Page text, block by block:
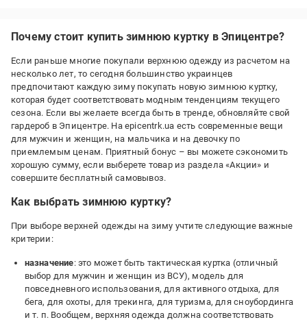
Почему стоит купить зимнюю куртку в Эпицентре?
Если раньше многие покупали верхнюю одежду из расчетом на
несколько лет, то сегодня большинство украинцев
предпочитают каждую зиму покупать новую зимнюю куртку,
которая будет соответствовать модным тенденциям текущего
сезона. Если вы желаете всегда быть в тренде, обновляйте свой
гардероб в Эпицентре. На epicentrk.ua есть современные вещи
для мужчин и женщин, на мальчика и на девочку по
приемлемым ценам. Приятный бонус – вы можете сэкономить
хорошую сумму, если выберете товар из раздела «Акции» и
совершите бесплатный самовывоз.
Как выбрать зимнюю куртку?
При выборе верхней одежды на зиму учтите следующие важные
критерии:
назначение: это может быть тактическая куртка (отличный
выбор для мужчин и женщин из ВСУ), модель для
повседневного использования, для активного отдыха, для
бега, для охоты, для трекинга, для туризма, для сноубординга
и т. п. Вообщем, верхняя одежда должна соответствовать